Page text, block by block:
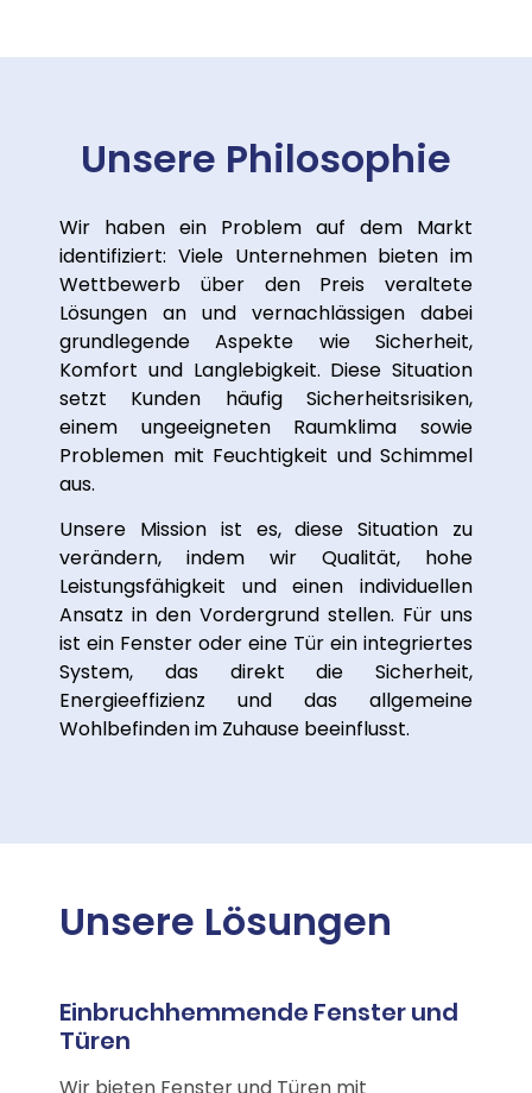
Unsere Philosophie
Wir haben ein Problem auf dem Markt
identifiziert: Viele Unternehmen bieten im
Wettbewerb über den Preis veraltete
Lösungen an und vernachlässigen dabei
grundlegende Aspekte wie Sicherheit,
Komfort und Langlebigkeit. Diese Situation
setzt Kunden häufig Sicherheitsrisiken,
einem ungeeigneten Raumklima sowie
Problemen mit Feuchtigkeit und Schimmel
aus.
Unsere Mission ist es, diese Situation zu
verändern, indem wir Qualität, hohe
Leistungsfähigkeit und einen individuellen
Ansatz in den Vordergrund stellen. Für uns
ist ein Fenster oder eine Tür ein integriertes
System, das direkt die Sicherheit,
Energieeffizienz und das allgemeine
Wohlbefinden im Zuhause beeinflusst.
Unsere Lösungen
Einbruchhemmende Fenster und
Türen